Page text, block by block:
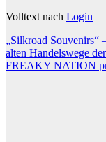
Volltext nach Login
„Silkroad
alten Handelswege
FREAKY NATION